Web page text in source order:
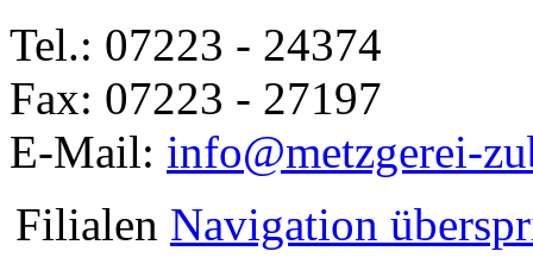
Tel.: 07223 - 24374
Fax: 07223 - 27197
E-Mail: info@metzgerei-
Filialen Navigation